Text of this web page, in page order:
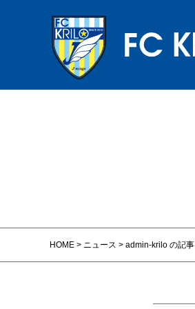
HOME > ニュース > admin-krilo の記事